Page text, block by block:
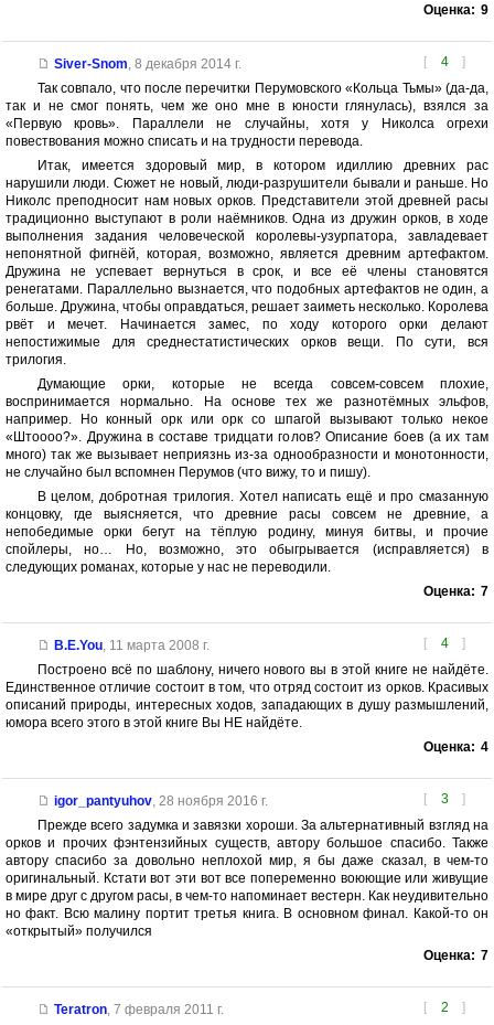
Оценка: 9
[ 4 ]
Siver-Snom, 8 декабря 2014 г.
Так совпало, что после перечитки Перумовского «Кольца Тьмы» (да-да,
так и не смог понять, чем же оно мне в юности глянулась), взялся за
«Первую кровь». Параллели не случайны, хотя у Николса огрехи
повествования можно списать и на трудности перевода.
Итак, имеется здоровый мир, в котором идиллию древних рас
нарушили люди. Сюжет не новый, люди-разрушители бывали и раньше. Но
Николс преподносит нам новых орков. Представители этой древней расы
традиционно выступают в роли наёмников. Одна из дружин орков, в ходе
выполнения задания человеческой королевы-узурпатора, завладевает
непонятной фигнёй, которая, возможно, является древним артефактом.
Дружина не успевает вернуться в срок, и все её члены становятся
ренегатами. Параллельно вызнается, что подобных артефактов не один, а
больше. Дружина, чтобы оправдаться, решает заиметь несколько. Королева
рвёт и мечет. Начинается замес, по ходу которого орки делают
непостижимые для среднестатистических орков вещи. По сути, вся
трилогия.
Думающие орки, которые не всегда совсем-совсем плохие,
воспринимается нормально. На основе тех же разнотёмных эльфов,
например. Но конный орк или орк со шпагой вызывают только некое
«Штоооо?». Дружина в составе тридцати голов? Описание боев (а их там
много) так же вызывает неприязнь из-за однообразности и монотонности,
не случайно был вспомнен Перумов (что вижу, то и пишу).
В целом, добротная трилогия. Хотел написать ещё и про смазанную
концовку, где выясняется, что древние расы совсем не древние, а
непобедимые орки бегут на тёплую родину, минуя битвы, и прочие
спойлеры, но… Но, возможно, это обыгрывается (исправляется) в
следующих романах, которые у нас не переводили.
Оценка: 7
[ 4 ]
B.E.You, 11 марта 2008 г.
Построено всё по шаблону, ничего нового вы в этой книге не найдёте.
Единственное отличие состоит в том, что отряд состоит из орков. Красивых
описаний природы, интересных ходов, западающих в душу размышлений,
юмора всего этого в этой книге Вы НЕ найдёте.
Оценка: 4
[ 3 ]
igor_pantyuhov, 28 ноября 2016 г.
Прежде всего задумка и завязки хороши. За альтернативный взгляд на
орков и прочих фэнтензийных существ, автору большое спасибо. Также
автору спасибо за довольно неплохой мир, я бы даже сказал, в чем-то
оригинальный. Кстати вот эти вот все попеременно воюющие или живущие
в мире друг с другом расы, в чем-то напоминает вестерн. Как неудивительно
но факт. Всю малину портит третья книга. В основном финал. Какой-то он
«открытый» получился
Оценка: 7
[ 2 ]
Teratron, 7 февраля 2011 г.